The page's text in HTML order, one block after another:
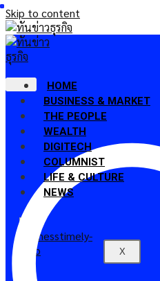
Skip to content
HOME
BUSINESS & MARKET
THE PEOPLE
WEALTH
DIGITECH
COLUMNIST
LIFE & CULTURE
NEWS
X